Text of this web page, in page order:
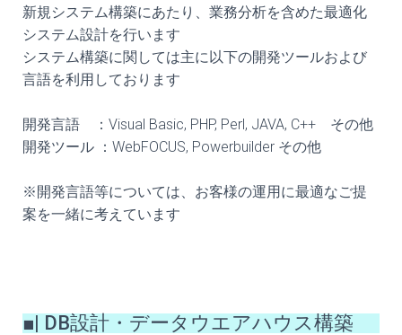
新規システム構築にあたり、業務分析を含めた最適化
システム設計を行います
システム構築に関しては主に以下の開発ツールおよび
言語を利用しております
開発言語 ：Visual Basic, PHP, Perl, JAVA, C++ その他
開発ツール ：WebFOCUS, Powerbuilder その他
※開発言語等については、お客様の運用に最適なご提
案を一緒に考えています
■| DB設計・データウエアハウス構築